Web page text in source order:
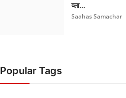
व्ला...
Saahas Samachar
Popular Tags